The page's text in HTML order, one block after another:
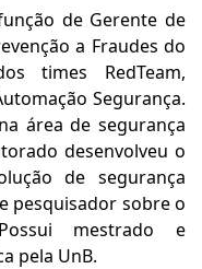
de Gerente de
a Fraudes do
times RedTeam,
Segurança.
área de segurança
desenvolveu o
de segurança
pesquisador sobre o
mestrado e
pela UnB.